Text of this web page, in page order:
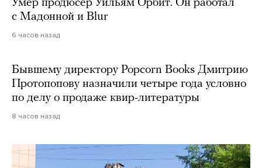
Умер продюсер Уильям Орбит. Он работал
с Мадонной и Blur
6 часов назад
Бывшему директору Popcorn Books Дмитрию
Протопопову назначили четыре года условно
по делу о продаже квир-литературы
8 часов назад